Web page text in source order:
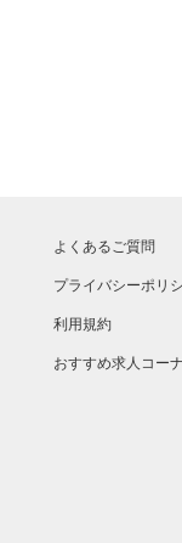
よくあるご質問
プライバシーポリ
利用規約
おすすめ求人コー